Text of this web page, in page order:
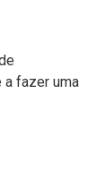
a fazer uma